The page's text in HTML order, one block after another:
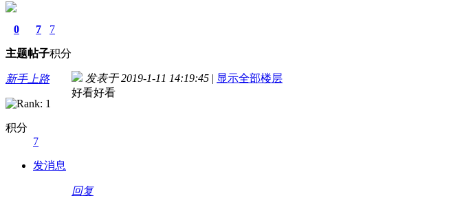
0
主题
7
帖子
7
积分
新手上路
积分
7
发消息
发表于 2019-1-11 14:19:45 | 显示全部楼层
好看好看
回复